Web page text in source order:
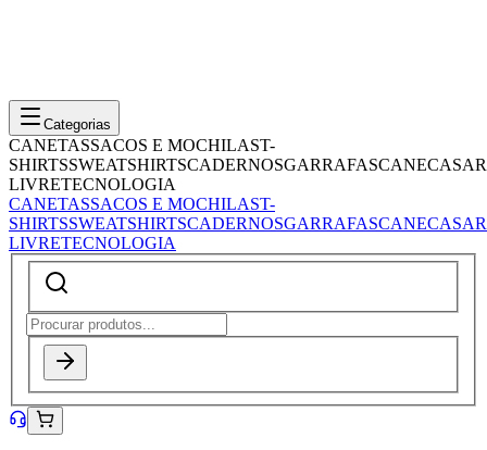
Categorias
CANETASSACOS E MOCHILAST-
SHIRTSSWEATSHIRTSCADERNOSGARRAFASCANECASAR
LIVRETECNOLOGIA
CANETASSACOS E MOCHILAST-
SHIRTSSWEATSHIRTSCADERNOSGARRAFASCANECASAR
LIVRETECNOLOGIA